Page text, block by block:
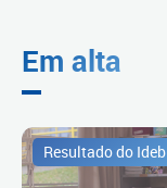
Em alta
Resultado do Ideb